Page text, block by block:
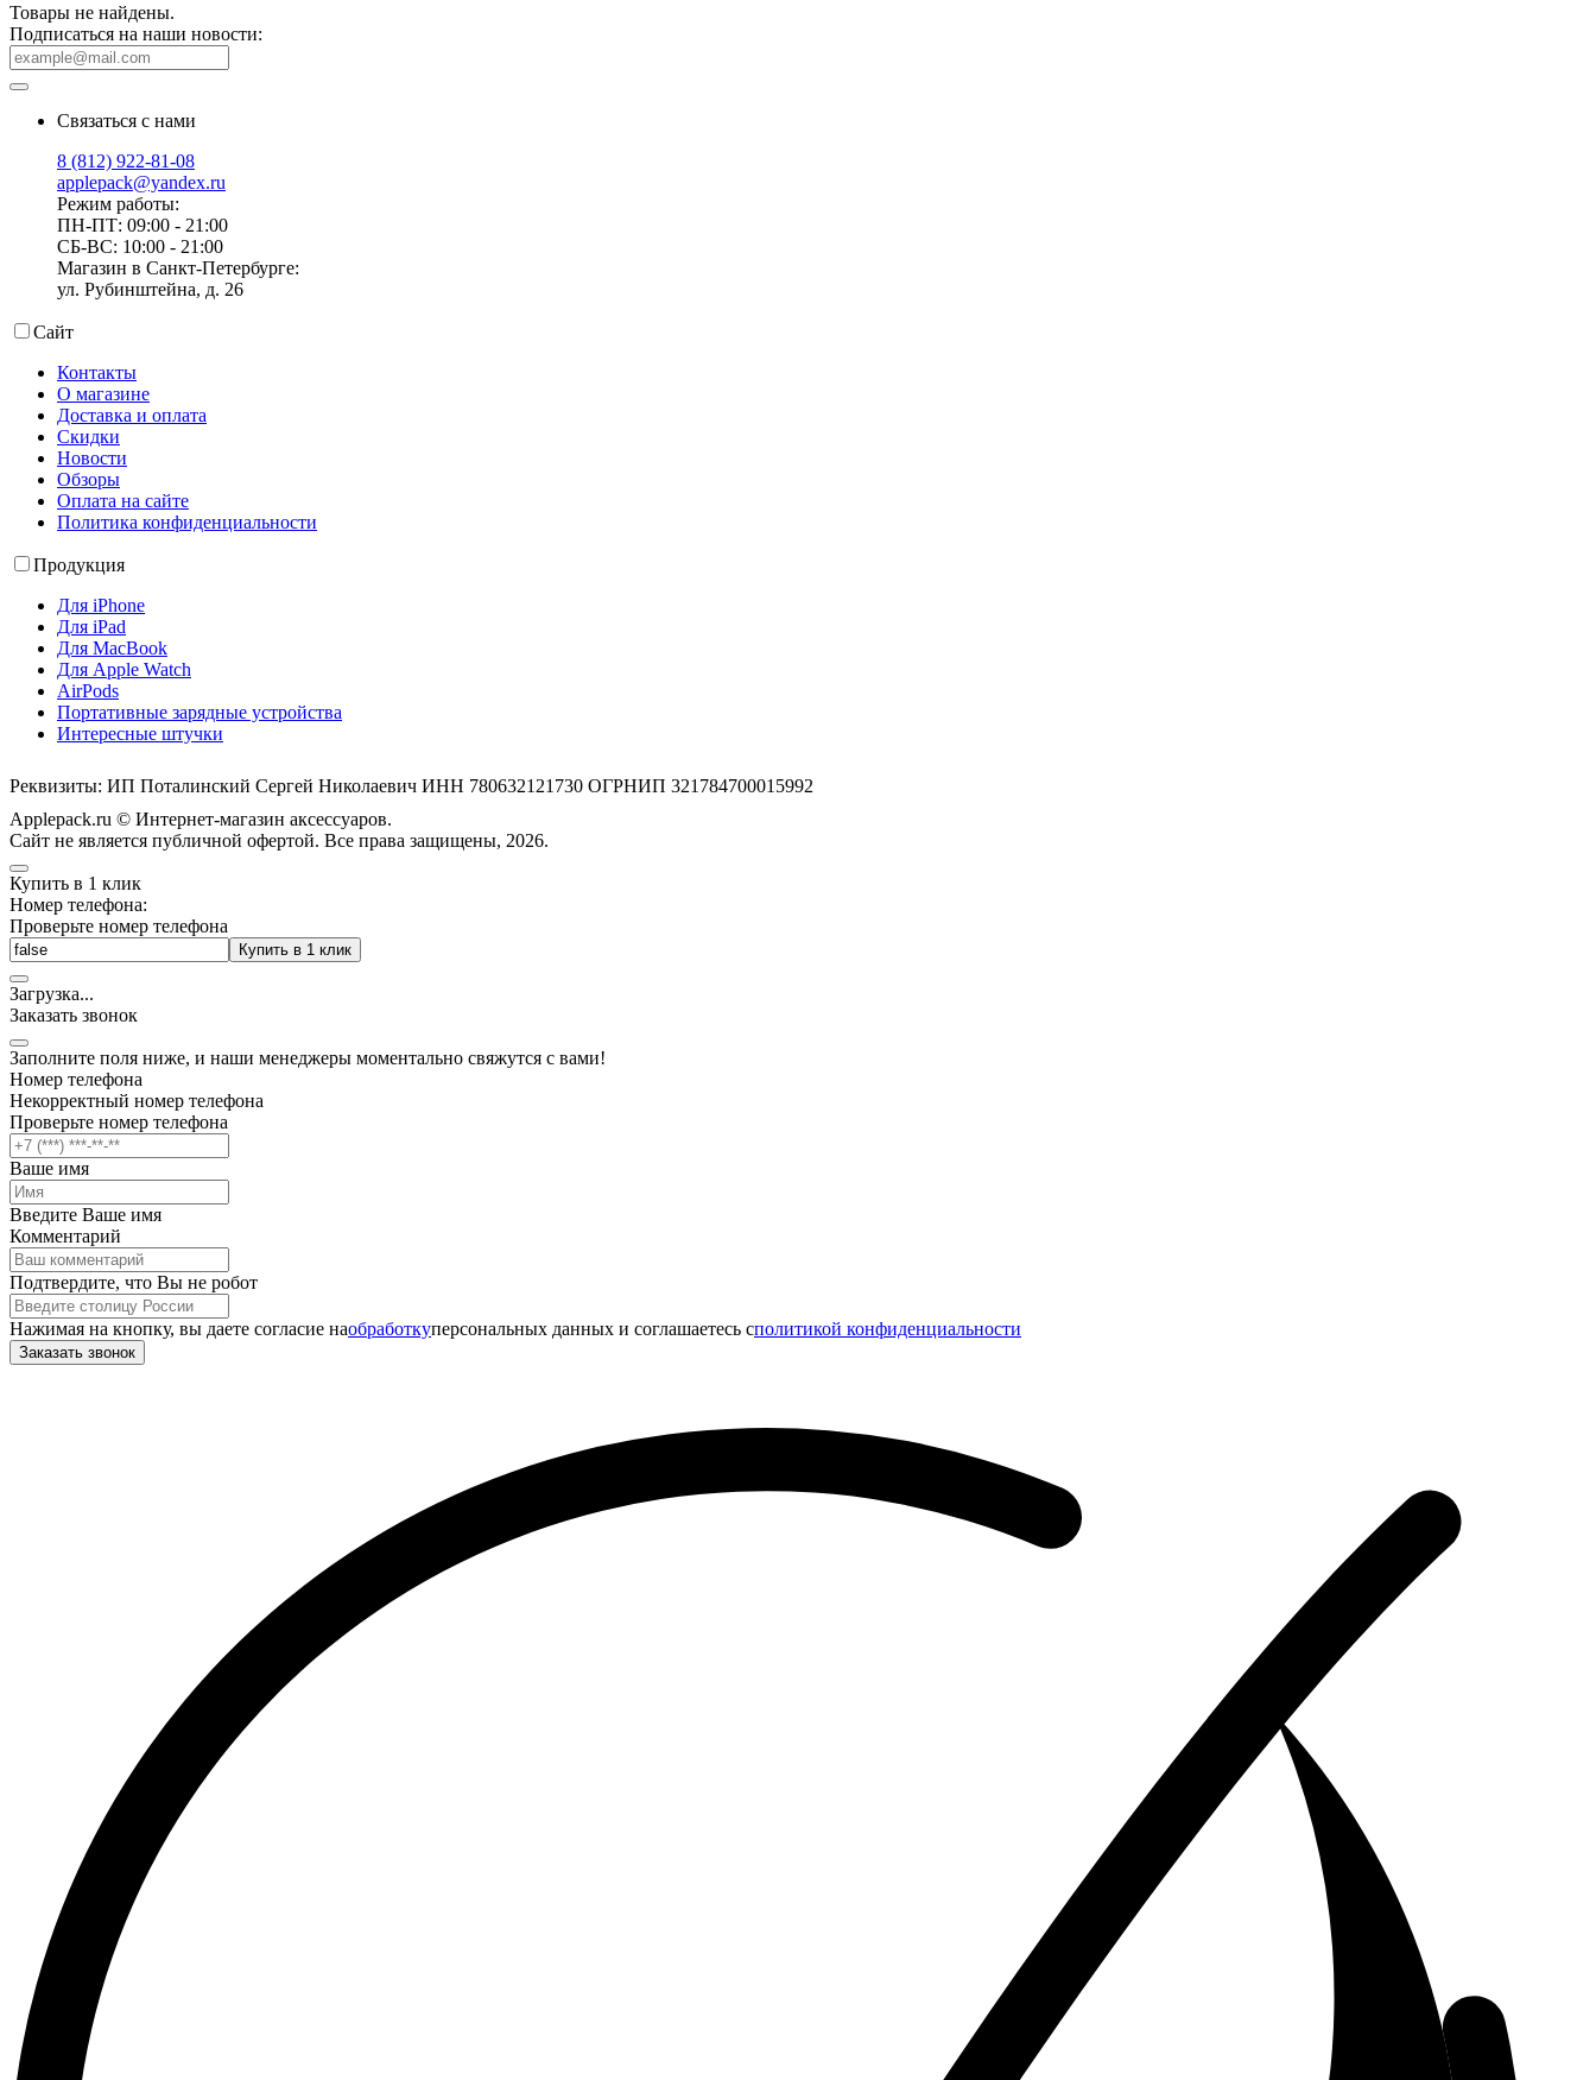
Товары не найдены.
Подписаться на наши новости:
Связаться с нами
8 (812) 922-81-08
applepack@yandex.ru
Режим работы:
ПН-ПТ: 09:00 - 21:00
СБ-ВС: 10:00 - 21:00
Магазин в Санкт-Петербурге:
ул. Рубинштейна, д. 26
Сайт
Контакты
О магазине
Доставка и оплата
Скидки
Новости
Обзоры
Оплата на сайте
Политика конфиденциальности
Продукция
Для iPhone
Для iPad
Для MacBook
Для Apple Watch
AirPods
Портативные зарядные устройства
Интересные штучки
Реквизиты: ИП Поталинский Сергей Николаевич ИНН 780632121730 ОГРНИП 321784700015992
Applepack.ru © Интернет-магазин аксессуаров.
Cайт не является публичной офертой. Все права защищены, 2026.
Купить в 1 клик
Номер телефона:
Проверьте номер телефона
Купить в 1 клик
Загрузка...
Заказать звонок
Заполните поля ниже, и наши менеджеры моментально свяжутся с вами!
Номер телефона
Некорректный номер телефона
Проверьте номер телефона
Ваше имя
Введите Ваше имя
Комментарий
Подтвердите, что Вы не робот
Нажимая на кнопку, вы даете согласие наобработкуперсональных данных и соглашаетесь cполитикой конфиденциальности
Заказать звонок